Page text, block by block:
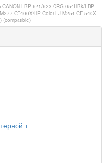
CANON LBP-621/623 CRG 054HBk/LBP-
CF400X/HP Color LJ M254 CF 540X
(compatible)
т